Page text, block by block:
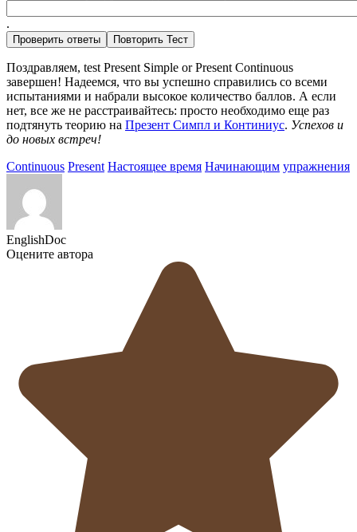
.
Поздравляем, test Present Simple or Present Continuous
завершен! Надеемся, что вы успешно справились со всеми
испытаниями и набрали высокое количество баллов. А если
нет, все же не расстраивайтесь: просто необходимо еще раз
подтянуть теорию на Презент Симпл и Континиус. Успехов и
до новых встреч!
Continuous Present Настоящее время Начинающим упражнения
EnglishDoc
Оцените автора